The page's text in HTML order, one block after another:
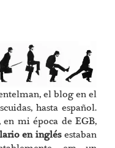
el blog en el
hasta español.
mi época de EGB,
en inglésestaban